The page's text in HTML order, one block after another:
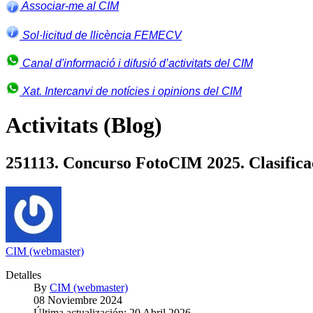
Associar-me al CIM
Sol·licitud de llicència FEMECV
Canal d'informació i difusió d’activitats del CIM
Xat. Intercanvi de notícies i opinions del CIM
Activitats (Blog)
251113. Concurso FotoCIM 2025.
CIM (webmaster)
Detalles
By CIM (webmaster)
08 Noviembre 2024